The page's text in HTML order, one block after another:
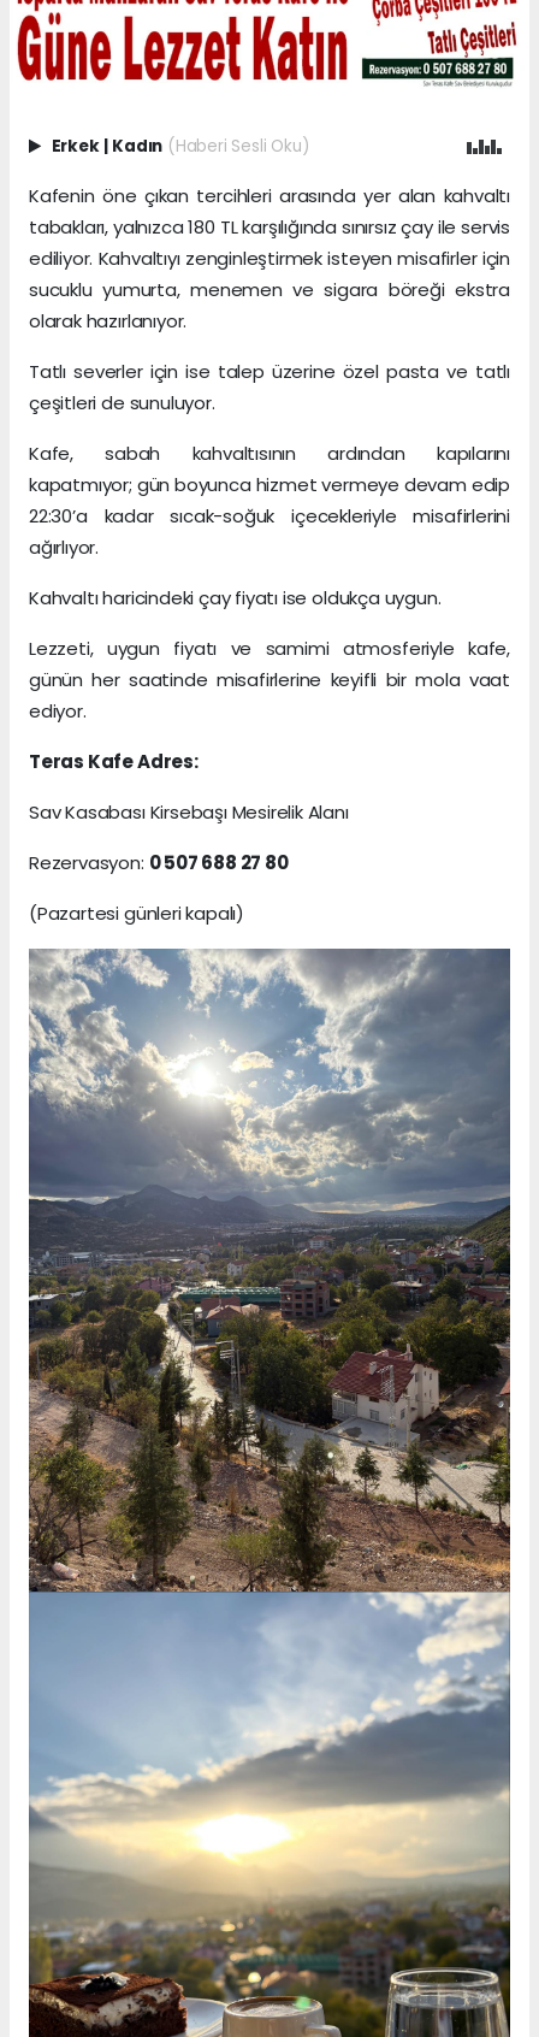
Erkek Kadın (Haberi Sesli Oku)
Kafenin öne çıkan tercihleri arasında yer alan kahvaltı
tabakları, yalnızca 180 TL karşılığında sınırsız çay ile servis
ediliyor. Kahvaltıyı zenginleştirmek isteyen misafirler için
sucuklu yumurta, menemen ve sigara böreği ekstra
olarak hazırlanıyor.
Tatlı severler için ise talep üzerine özel pasta ve tatlı
çeşitleri de sunuluyor.
Kafe, sabah kahvaltısının ardından kapılarını
kapatmıyor; gün boyunca hizmet vermeye devam edip
22:30’a kadar sıcak-soğuk içecekleriyle misafirlerini
ağırlıyor.
Kahvaltı haricindeki çay fiyatı ise oldukça uygun.
Lezzeti, uygun fiyatı ve samimi atmosferiyle kafe,
günün her saatinde misafirlerine keyifli bir mola vaat
ediyor.
Teras Kafe Adres:
Sav Kasabası Kirsebaşı Mesirelik Alanı
Rezervasyon: 0 507 688 27 80
(Pazartesi günleri kapalı)